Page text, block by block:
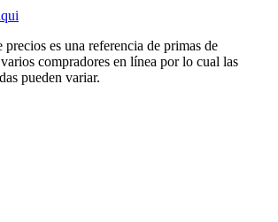
es una referencia de primas de
compradores en línea por lo cual las
pueden variar.